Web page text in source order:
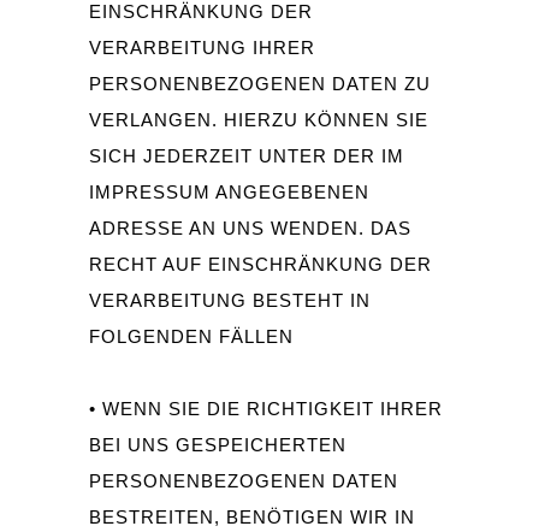
EINSCHRÄNKUNG DER
VERARBEITUNG IHRER
PERSONENBEZOGENEN DATEN ZU
VERLANGEN. HIERZU KÖNNEN SIE
SICH JEDERZEIT UNTER DER IM
IMPRESSUM ANGEGEBENEN
ADRESSE AN UNS WENDEN. DAS
RECHT AUF EINSCHRÄNKUNG DER
VERARBEITUNG BESTEHT IN
FOLGENDEN FÄLLEN
• WENN SIE DIE RICHTIGKEIT IHRER
BEI UNS GESPEICHERTEN
PERSONENBEZOGENEN DATEN
BESTREITEN, BENÖTIGEN WIR IN